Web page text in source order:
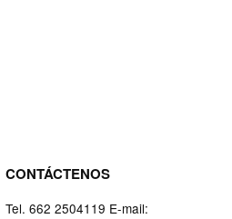
CONTÁCTENOS
Tel. 662 2504119 E-mail: